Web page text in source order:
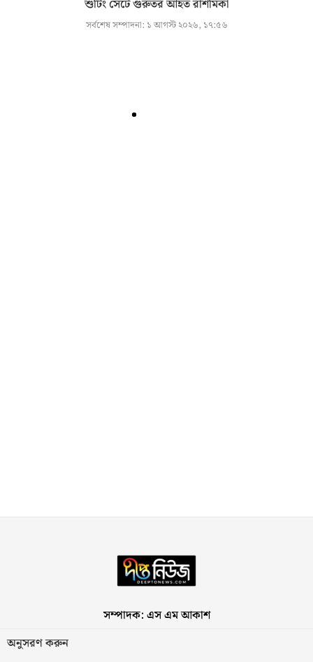
শুটিং সেটে গুরুতর আহত রাশমিকা
সর্বশেষ সম্পাদনা: ১ আগস্ট ২০২৬, ১৭:৫৬
সম্পাদক: এস এম আকাশ
অনুসরণ করুন